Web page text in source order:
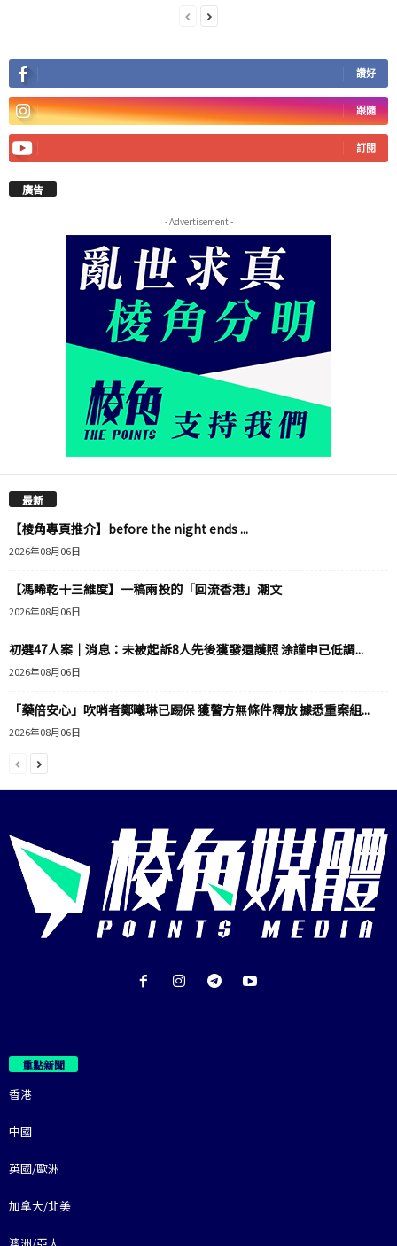
讚好
跟隨
訂閱
廣告
- Advertisement -
最新
【棱角專頁推介】before the night ends ...
2026年08月06日
【馮睎乾十三維度】一稿兩投的「回流香港」潮文
2026年08月06日
初選47人案｜消息：未被起訴8人先後獲發還護照 涂謹申已低調...
2026年08月06日
「藥倍安心」吹哨者鄭曦琳已踢保 獲警方無條件釋放 據悉重案組...
2026年08月06日
重點新聞
香港
中國
英國/歐洲
加拿大/北美